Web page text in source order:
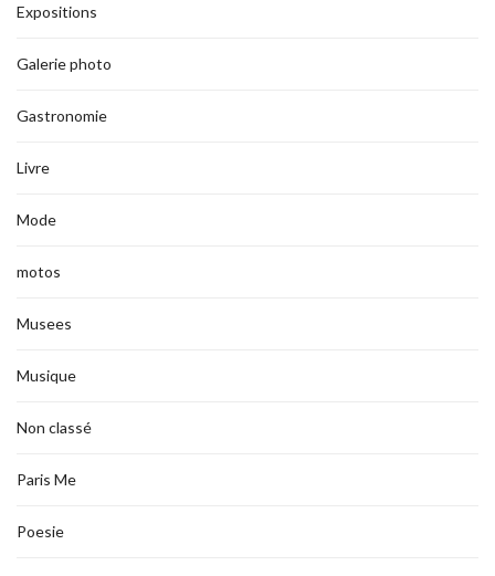
Expositions
Galerie photo
Gastronomie
Livre
Mode
motos
Musees
Musique
Non classé
Paris Me
Poesie